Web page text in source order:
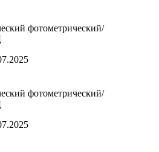
фотометрический/
фотометрический/